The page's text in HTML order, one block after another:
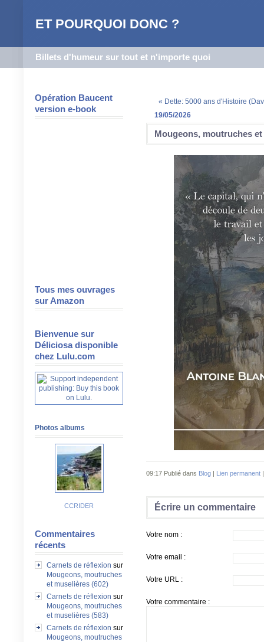
ET POURQUOI DONC ?
Billets d'humeur sur tout et n'importe quoi
Opération Baucent
version e-book
Tous mes ouvrages
sur Amazon
Bienvenue sur
Déliciosa disponible
chez Lulu.com
Photos albums
CCRIDER
Commentaires
récents
Carnets de réflexion sur
Mougeons, moutruches
et muselières (602)
Carnets de réflexion sur
Mougeons, moutruches
et muselières (583)
Carnets de réflexion sur
Mougeons, moutruches
« Dette: 5000 ans d'Histoire
19/05/2026
Mougeons, moutruches
09:17 Publié dans Blog | Lien permanent
Écrire un commentaire
Votre nom :
Votre email :
Votre URL :
Votre commentaire :